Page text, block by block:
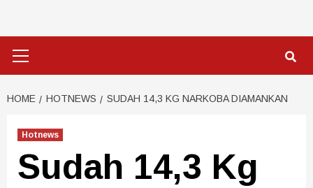
HOME HOTNEWS SUDAH 14,3 KG NARKOBA DIAMANKAN
Hotnews
Sudah 14,3 Kg